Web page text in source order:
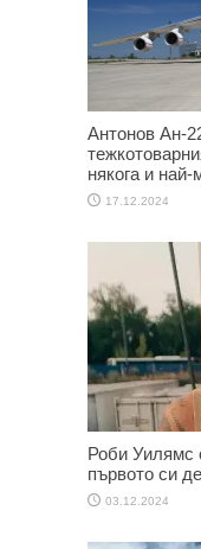
Антонов Ан-
някога и
17.12.2024
Роби Уилямс
първото си
03.12.2024